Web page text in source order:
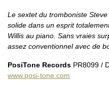
Le sextet du tromboniste
solide dans un esprit
Willis au piano. Sans vraies
assez conventionnel avec de
PosiTone Records PR8099 /
www.posi-tone.com